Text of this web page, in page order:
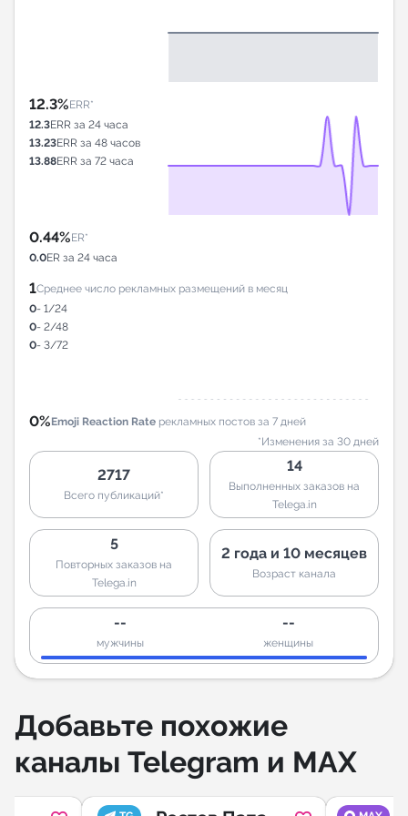
12.3%ERR*
12.3ERR за 24 часа
13.23ERR за 48 часов
13.88ERR за 72 часа
0.44%ER*
0.0ER за 24 часа
1Среднее число рекламных размещений в месяц
0- 1/24
0- 2/48
0- 3/72
0%Emoji Reaction Rate рекламных постов за 7 дней
*Изменения за 30 дней
2717
Всего публикаций*
14
Выполненных заказов на
Telega.in
5
Повторных заказов на
Telega.in
2 года и 10 месяцев
Возраст канала
--
мужчины
--
женщины
Добавьте похожие
каналы Telegram и MAX